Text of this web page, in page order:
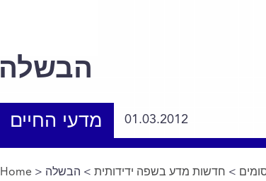
הבשלה
מדעי החיים 01.03.2012
You are here
Home > > חדשות מדע בשפה ידידותית> הבשלה